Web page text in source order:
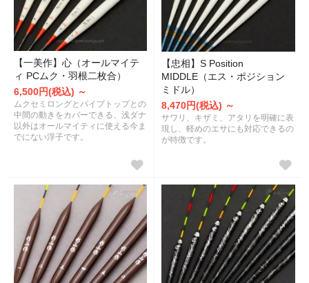
【一美作】心（オールマイテ
ィ PCムク・羽根二枚合）
6,500円(税込) ～
ムクセミロングとパイプトップとの
中間の動きをカバーできる、浅ダナ
以外はオールマイティに使える今ま
でにない浮子です。
【忠相】S Position
MIDDLE（エス・ポジション
ミドル）
8,470円(税込) ～
サワリ、キザミ、アタリを明確に表
現し、軽めのエサにも対応できるの
が特徴です。